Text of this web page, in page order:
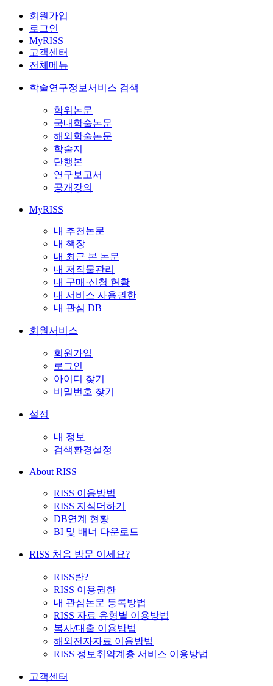
회원가입
로그인
MyRISS
고객센터
전체메뉴
학술연구정보서비스 검색
학위논문
국내학술논문
해외학술논문
학술지
단행본
연구보고서
공개강의
MyRISS
내 추천논문
내 책장
내 최근 본 논문
내 저작물관리
내 구매·신청 현황
내 서비스 사용권한
내 관심 DB
회원서비스
회원가입
로그인
아이디 찾기
비밀번호 찾기
설정
내 정보
검색환경설정
About RISS
RISS 이용방법
RISS 지식더하기
DB연계 현황
BI 및 배너 다운로드
RISS 처음 방문 이세요?
RISS란?
RISS 이용권한
내 관심논문 등록방법
RISS 자료 유형별 이용방법
복사/대출 이용방법
해외전자자료 이용방법
RISS 정보취약계층 서비스 이용방법
고객센터